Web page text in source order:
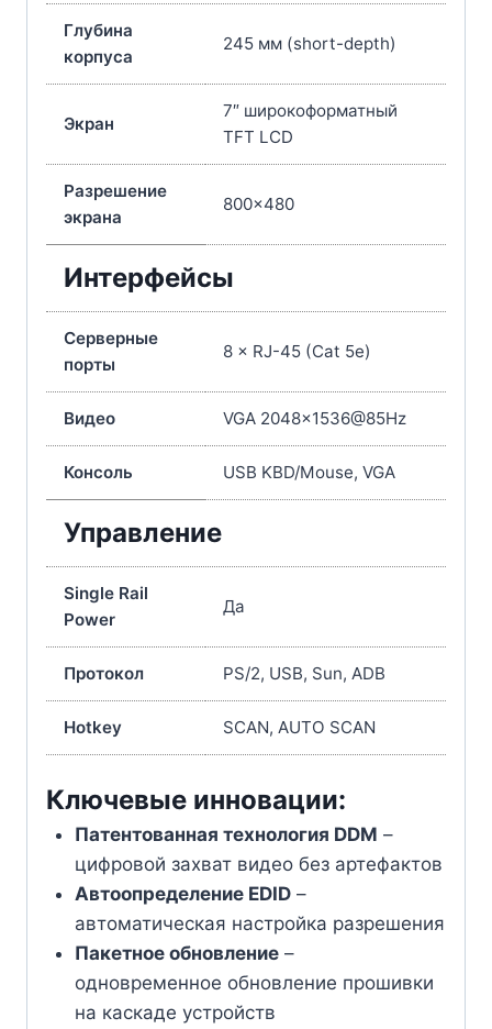
Глубина
корпуса
245 мм (short-depth)
Экран
7″ широкоформатный
TFT LCD
Разрешение
экрана
800×480
Интерфейсы
Серверные
порты
8 × RJ-45 (Cat 5e)
Видео VGA 2048×1536@85Hz
Консоль USB KBD/Mouse, VGA
Управление
Single Rail
Power
Да
Протокол PS/2, USB, Sun, ADB
Hotkey SCAN, AUTO SCAN
Ключевые инновации:
Патентованная технология DDM –
цифровой захват видео без артефактов
Автоопределение EDID–
автоматическая настройка разрешения
Пакетное обновление–
одновременное обновление прошивки
на каскаде устройств